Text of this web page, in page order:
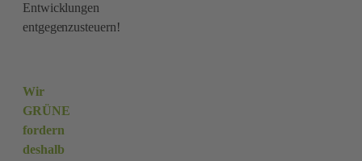
Entwicklungen
entgegenzusteuern!
Wir
GRÜNE
fordern
deshalb